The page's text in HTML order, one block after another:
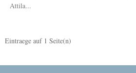
Attila...
Eintraege auf 1 Seite(n)